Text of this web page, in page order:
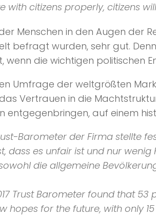
with citizens properly, citizens
Menschen in den Augen der
befragt wurden, sehr gut.
wenn die wichtigen politischen
Umfrage der weltgrößten
Vertrauen in die
entgegenbringen, auf einem
Barometer der Firma stellte
dass es unfair ist und nur wenig
die allgemeine
Trust Barometer found that
hopes for the future, with only